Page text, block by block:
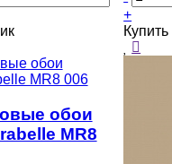
+
обои
MR8